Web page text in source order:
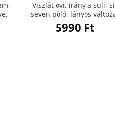
Viszlát ovi, irány a suli,
seven póló, lányos
5990 Ft